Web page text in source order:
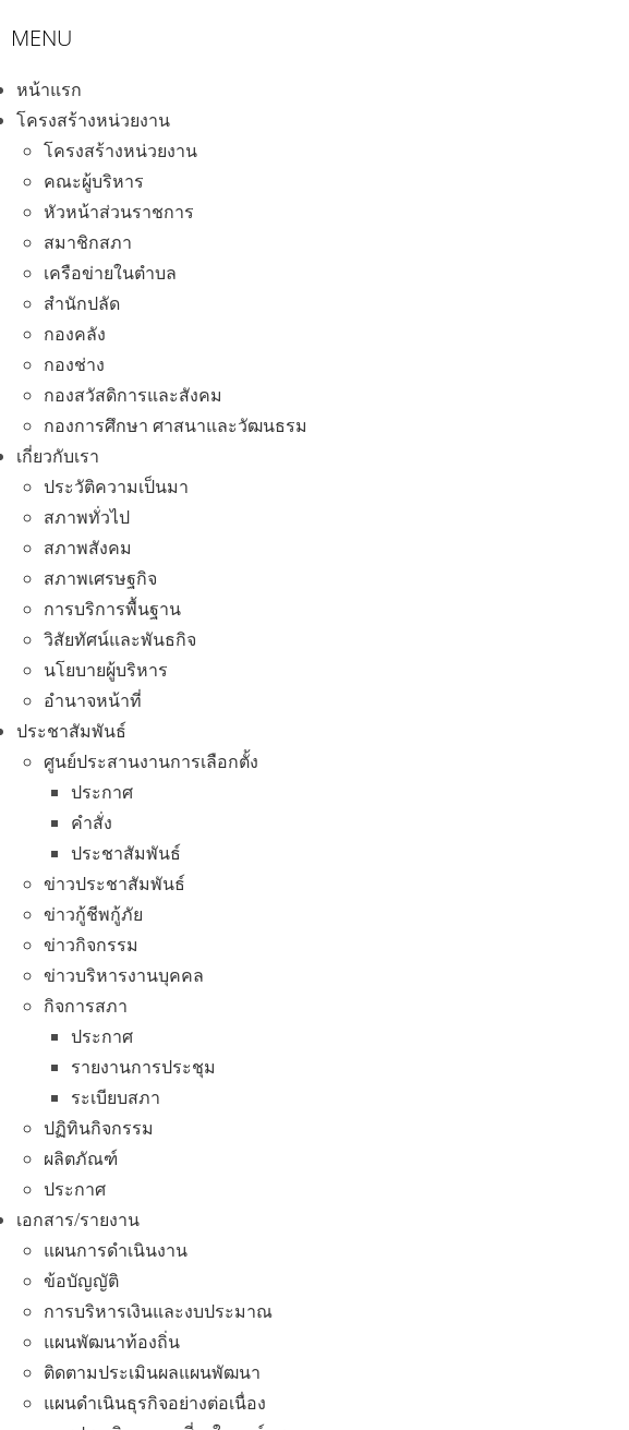
หน้าแรก
โครงสร้างหน่วยงาน
โครงสร้างหน่วยงาน
คณะผู้บริหาร
หัวหน้าส่วนราชการ
สมาชิกสภา
เครือข่ายในตำบล
สำนักปลัด
กองคลัง
กองช่าง
กองสวัสดิการและสังคม
กองการศึกษา ศาสนาและวัฒนธรม
เกี่ยวกับเรา
ประวัติความเป็นมา
สภาพทั่วไป
สภาพสังคม
สภาพเศรษฐกิจ
การบริการพื้นฐาน
วิสัยทัศน์และพันธกิจ
นโยบายผู้บริหาร
อํานาจหน้าที่
ประชาสัมพันธ์
ศูนย์ประสานงานการเลือกตั้ง
ประกาศ
คำสั่ง
ประชาสัมพันธ์
ข่าวประชาสัมพันธ์
ข่าวกู้ชีพกู้ภัย
ข่าวกิจกรรม
ข่าวบริหารงานบุคคล
กิจการสภา
ประกาศ
รายงานการประชุม
ระเบียบสภา
ปฏิทินกิจกรรม
ผลิตภัณฑ์
ประกาศ
เอกสาร/รายงาน
แผนการดำเนินงาน
ข้อบัญญัติ
การบริหารเงินและงบประมาณ
แผนพัฒนาท้องถิ่น
ติดตามประเมินผลแผนพัฒนา
แผนดำเนินธุรกิจอย่างต่อเนื่อง